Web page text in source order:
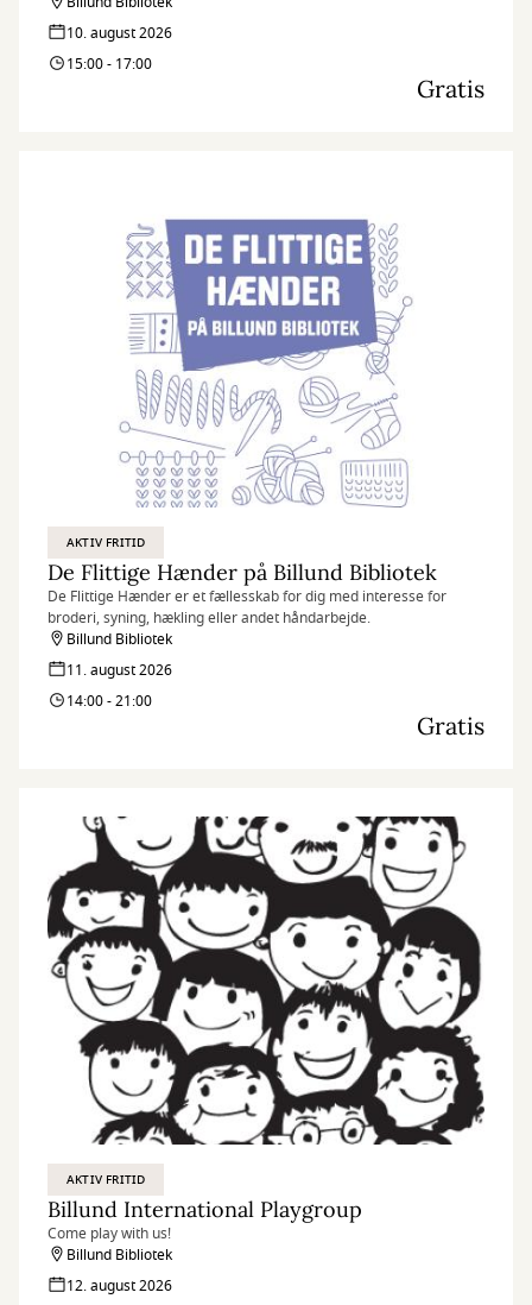
10. august 2026
15:00 - 17:00
Gratis
AKTIV FRITID
De Flittige Hænder på Billund Bibliotek
De Flittige Hænder er et fællesskab for dig med interesse for
broderi, syning, hækling eller andet håndarbejde.
Billund Bibliotek
11. august 2026
14:00 - 21:00
Gratis
AKTIV FRITID
Billund International Playgroup
Come play with us!
Billund Bibliotek
12. august 2026